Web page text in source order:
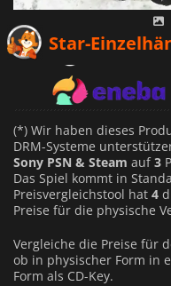
Star-
(*) Wir haben dieses
DRM-Systeme
Sony PSN & Steam auf3
Das Spiel kommt in
Preisvergleichstool hat 4
Preise für die physische
Vergleiche die Preise für
ob in physischer Form in
Form als CD-Key.